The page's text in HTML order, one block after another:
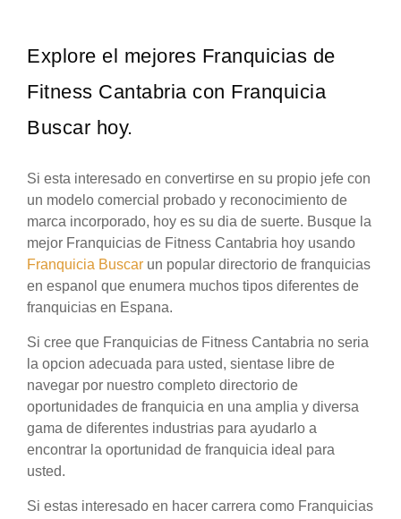
Explore el mejores Franquicias de
Fitness Cantabria con Franquicia
Buscar hoy.
Si esta interesado en convertirse en su propio jefe con
un modelo comercial probado y reconocimiento de
marca incorporado, hoy es su dia de suerte. Busque la
mejor Franquicias de Fitness Cantabria hoy usando
Franquicia Buscar un popular directorio de franquicias
en espanol que enumera muchos tipos diferentes de
franquicias en Espana.
Si cree que Franquicias de Fitness Cantabria no seria
la opcion adecuada para usted, sientase libre de
navegar por nuestro completo directorio de
oportunidades de franquicia en una amplia y diversa
gama de diferentes industrias para ayudarlo a
encontrar la oportunidad de franquicia ideal para
usted.
Si estas interesado en hacer carrera como Franquicias